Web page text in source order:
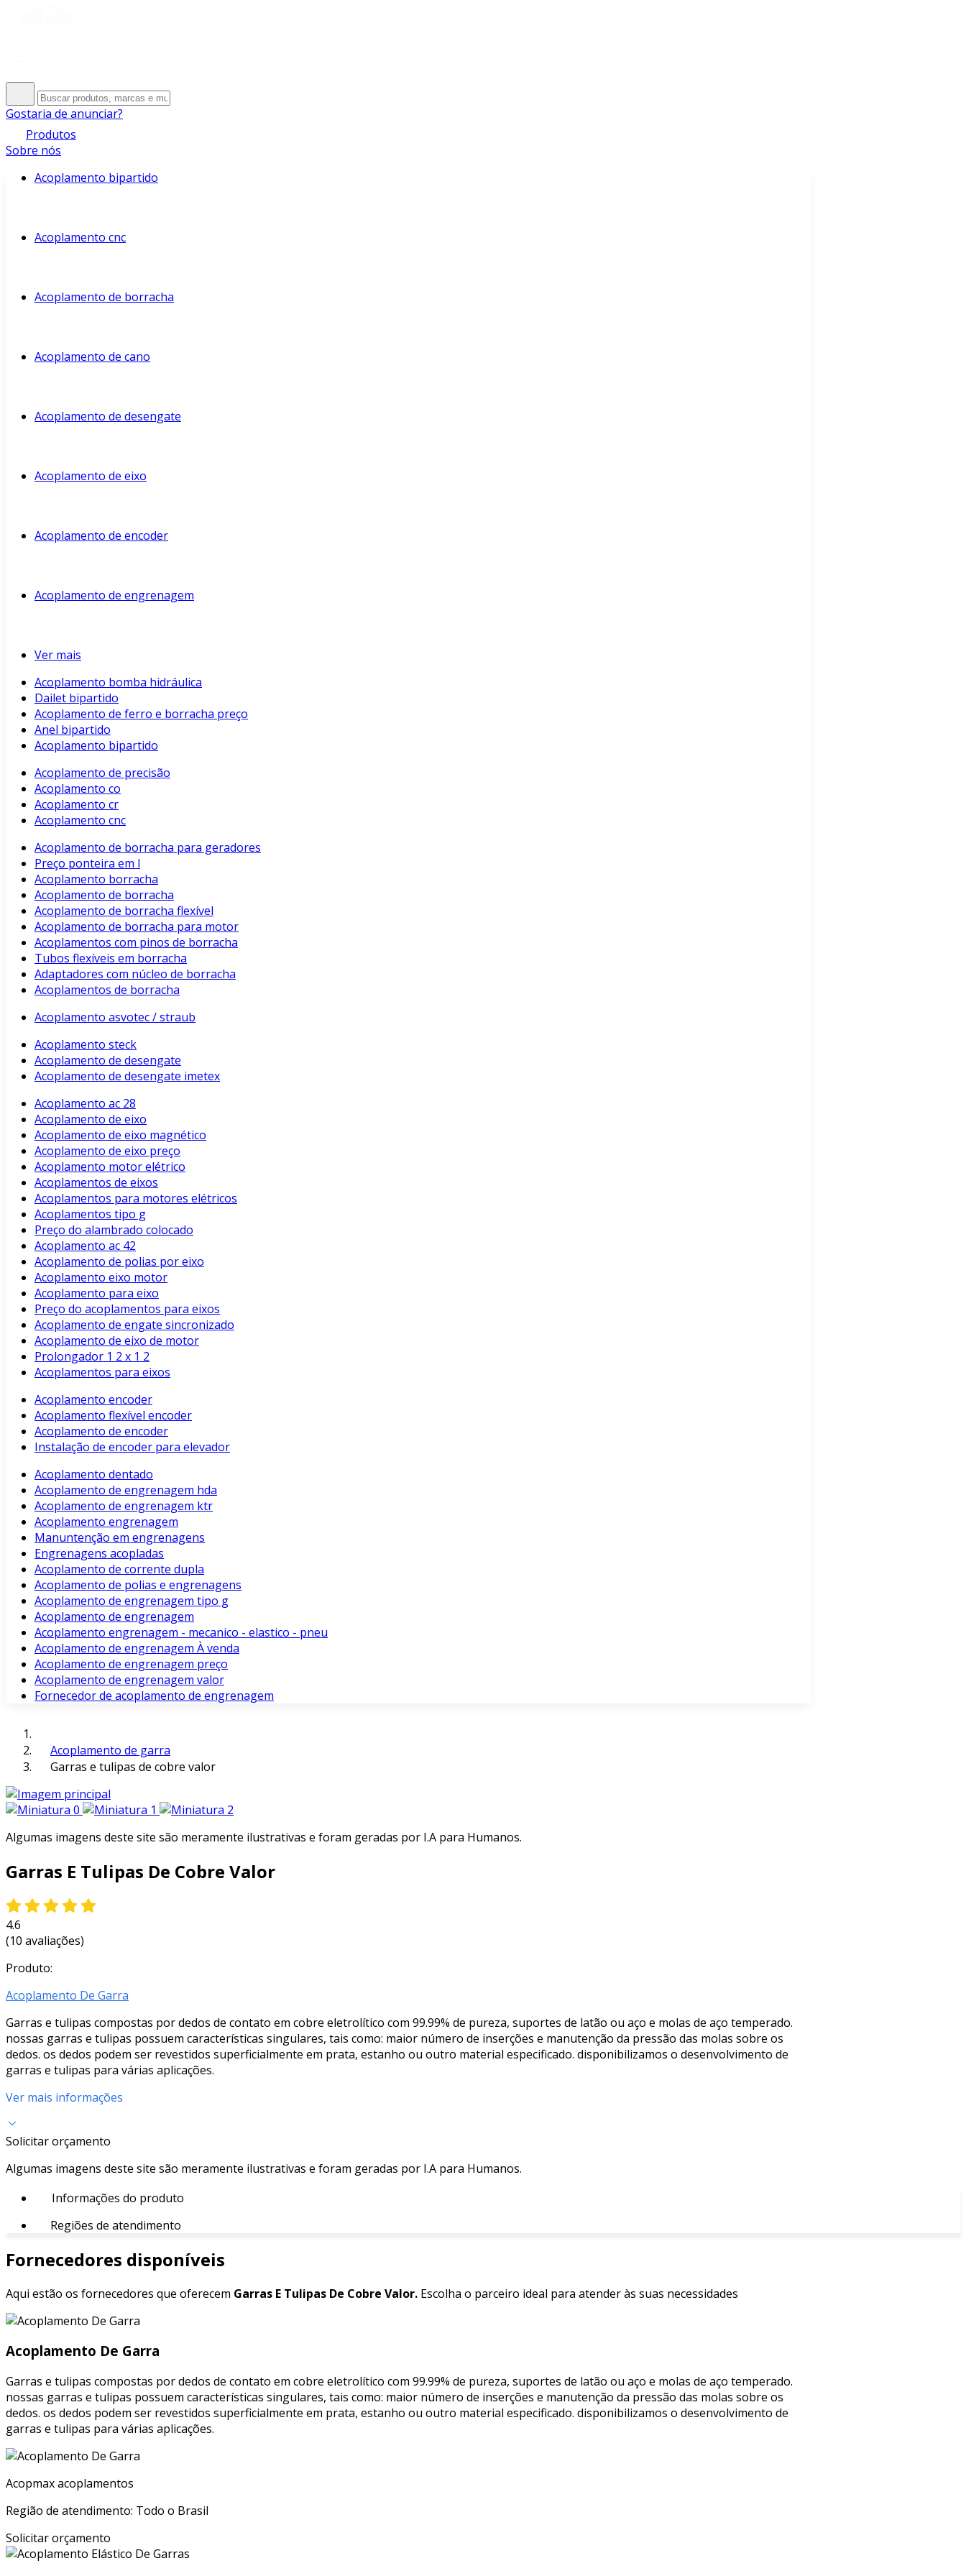
Gostaria de anunciar?
Produtos
Sobre nós
Acoplamento bipartido
Acoplamento cnc
Acoplamento de borracha
Acoplamento de cano
Acoplamento de desengate
Acoplamento de eixo
Acoplamento de encoder
Acoplamento de engrenagem
Ver mais
Acoplamento bomba hidráulica
Dailet bipartido
Acoplamento de ferro e borracha preço
Anel bipartido
Acoplamento bipartido
Acoplamento de precisão
Acoplamento co
Acoplamento cr
Acoplamento cnc
Acoplamento de borracha para geradores
Preço ponteira em l
Acoplamento borracha
Acoplamento de borracha
Acoplamento de borracha flexível
Acoplamento de borracha para motor
Acoplamentos com pinos de borracha
Tubos flexíveis em borracha
Adaptadores com núcleo de borracha
Acoplamentos de borracha
Acoplamento asvotec / straub
Acoplamento steck
Acoplamento de desengate
Acoplamento de desengate imetex
Acoplamento ac 28
Acoplamento de eixo
Acoplamento de eixo magnético
Acoplamento de eixo preço
Acoplamento motor elétrico
Acoplamentos de eixos
Acoplamentos para motores elétricos
Acoplamentos tipo g
Preço do alambrado colocado
Acoplamento ac 42
Acoplamento de polias por eixo
Acoplamento eixo motor
Acoplamento para eixo
Preço do acoplamentos para eixos
Acoplamento de engate sincronizado
Acoplamento de eixo de motor
Prolongador 1 2 x 1 2
Acoplamentos para eixos
Acoplamento encoder
Acoplamento flexível encoder
Acoplamento de encoder
Instalação de encoder para elevador
Acoplamento dentado
Acoplamento de engrenagem hda
Acoplamento de engrenagem ktr
Acoplamento engrenagem
Manuntenção em engrenagens
Engrenagens acopladas
Acoplamento de corrente dupla
Acoplamento de polias e engrenagens
Acoplamento de engrenagem tipo g
Acoplamento de engrenagem
Acoplamento engrenagem - mecanico - elastico - pneu
Acoplamento de engrenagem À venda
Acoplamento de engrenagem preço
Acoplamento de engrenagem valor
Fornecedor de acoplamento de engrenagem
Acoplamento de garra
Garras e tulipas de cobre valor
Algumas imagens deste site são meramente ilustrativas e foram geradas por I.A para Humanos.
Garras E Tulipas De Cobre Valor
4.6
(10 avaliações)
Produto:
Acoplamento De Garra
Garras e tulipas compostas por dedos de contato em cobre eletrolítico com 99.99% de pureza, suportes de latão ou aço e molas de aço temperado.
nossas garras e tulipas possuem características singulares, tais como: maior número de inserções e manutenção da pressão das molas sobre os
dedos. os dedos podem ser revestidos superficialmente em prata, estanho ou outro material especificado. disponibilizamos o desenvolvimento de
garras e tulipas para várias aplicações.
Ver mais informações
Solicitar orçamento
Algumas imagens deste site são meramente ilustrativas e foram geradas por I.A para Humanos.
Informações do produto
Regiões de atendimento
Fornecedores disponíveis
Aqui estão os fornecedores que oferecem Garras E Tulipas De Cobre Valor. Escolha o parceiro ideal para atender às suas necessidades
Acoplamento De Garra
Garras e tulipas compostas por dedos de contato em cobre eletrolítico com 99.99% de pureza, suportes de latão ou aço e molas de aço temperado.
nossas garras e tulipas possuem características singulares, tais como: maior número de inserções e manutenção da pressão das molas sobre os
dedos. os dedos podem ser revestidos superficialmente em prata, estanho ou outro material especificado. disponibilizamos o desenvolvimento de
garras e tulipas para várias aplicações.
Acopmax acoplamentos
Região de atendimento: Todo o Brasil
Solicitar orçamento